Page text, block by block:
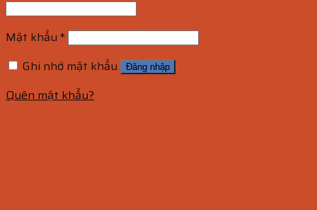
Mật khẩu *
Ghi nhớ mật khẩu
Đăng nhập
Quên mật khẩu?